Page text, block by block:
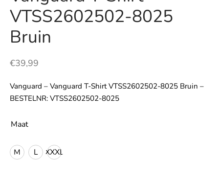
VTSS2602502-8025
Bruin
€39,99
Vanguard – Vanguard T-Shirt VTSS2602502-8025 Bruin –
BESTELNR: VTSS2602502-8025
Maat
M L XXXL